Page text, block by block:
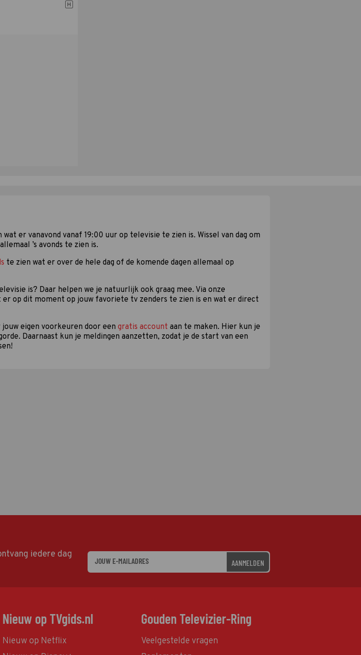
H
er vanavond vanaf 19:00 uur op televisie te zien is. Wissel van dag om
’s avonds te zien is.
te zien wat er over de hele dag of de komende dagen allemaal op
is? Daar helpen we je natuurlijk ook graag mee. Via onze
er op dit moment op jouw favoriete tv zenders te zien is en wat er direct
eigen voorkeuren door een gratis account aan te maken. Hier kun je
Daarnaast kun je meldingen aanzetten, zodat je de start van een
iedere dag
AANMELDEN
Nieuw op TVgids.nl
Nieuw op Netflix
Gouden Televizier-Ring
Veelgestelde vragen